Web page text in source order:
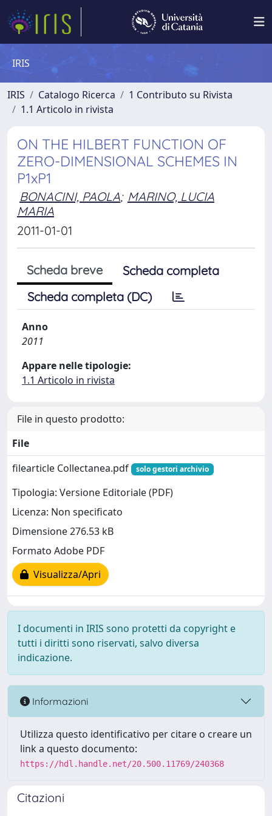
IRIS
IRIS Catalogo Ricerca
1 Contributo su Rivista
1.1 Articolo in rivista
ON THE HILBERT FUNCTION OF
ZERO-DIMENSIONAL SCHEMES IN
P1xP1
BONACINI, PAOLA; MARINO, LUCIA
MARIA
2011-01-01
Scheda breve
Scheda completa
Scheda completa (DC)
Anno
2011
Appare nelle tipologie:
1.1 Articolo in rivista
File in questo prodotto:
File
filearticle Collectanea.pdf
solo gestori archivio
Tipologia: Versione Editoriale (PDF)
Licenza: Non specificato
Dimensione 276.53 kB
Formato Adobe PDF
Visualizza/Apri
I documenti in IRIS sono protetti da copyright e
tutti i diritti sono riservati, salvo diversa
indicazione.
Informazioni
Utilizza questo identificativo per citare o creare un
link a questo documento:
https://hdl.handle.net/20.500.11769/240368
Citazioni